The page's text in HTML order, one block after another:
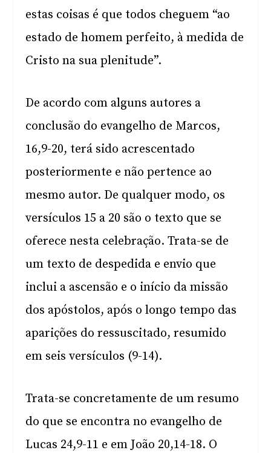
estas coisas é que todos cheguem “ao
estado de homem perfeito, à medida de
Cristo na sua plenitude”.
De acordo com alguns autores a
conclusão do evangelho de Marcos,
16,9-20, terá sido acrescentado
posteriormente e não pertence ao
mesmo autor. De qualquer modo, os
versículos 15 a 20 são o texto que se
oferece nesta celebração. Trata-se de
um texto de despedida e envio que
inclui a ascensão e o início da missão
dos apóstolos, após o longo tempo das
aparições do ressuscitado, resumido
em seis versículos (9-14).
Trata-se concretamente de um resumo
do que se encontra no evangelho de
Lucas 24,9-11 e em João 20,14-18. O